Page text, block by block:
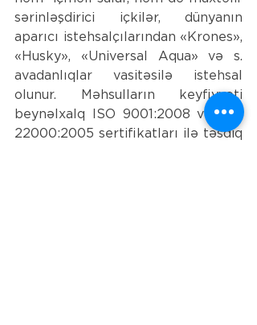
sərinləşdirici içkilər, dünyanın
aparıcı istehsalçılarından «Krones»,
«Husky», «Universal Aqua» və s.
avadanlıqlar vasitəsilə istehsal
olunur. Məhsulların keyfiyyəti
beynəlxalq ISO 9001:2008 və ISO
22000:2005 sertifikatları ilə təsdiq